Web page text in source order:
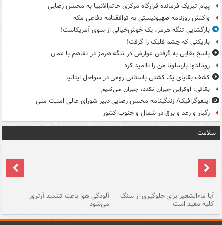
پیام تبریک فرمانده قرارگاه مرکزی خاتم‌الانبیا به محسن رضایی
واکنش روزنامه صهیونیستی به توافقنامه دفاعی مکه
بازگشایی تنگه هرمز، یک خوش‌خیالی از سوی آمریکاست!
بازیکنی که چشم فلیک را گرفت!
پاسخ بقایی به گرفتن عوارض در تنگه هرمز در تفاهم با عمان
رونالدو: بارسلونا من را ناامید کرد
کشف بقایای یک کشتی باستانی رومی در سواحل ایتالیا
بقائی: اوکراین جبران نکند، جبران می‌کنیم
اینفوگرافیک/ زندگینامه محسن رضایی دبیر شورای عالی امنیت‌ ملی
رگبار و رعد و برق در شمال و جنوب کشور
سلامت
آیا ماءالشعیر برای جلوگیری از سنگ
کلیه مفید است
آلودگی هوا باعث تشدید آرتروز
می‌شود